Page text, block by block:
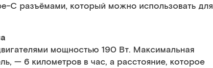
C разъёмами, который можно использовать для
мощностью 190 Вт. Максимальная
— 6 километров в час, а расстояние, которое